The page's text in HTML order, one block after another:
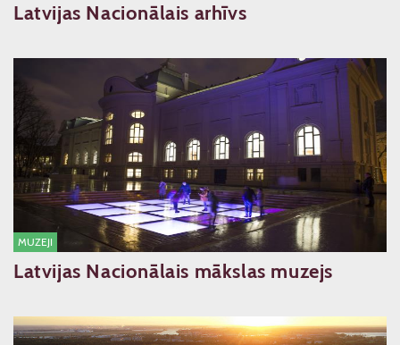
Latvijas Nacionālais arhīvs
MUZEJI
Latvijas Nacionālais mākslas muzejs